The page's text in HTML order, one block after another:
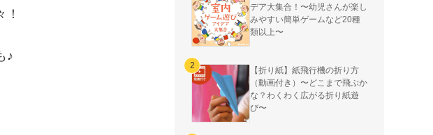
♪
デア大集合！〜幼児さんが楽し
みやすい簡単ゲームなど20種
類以上〜
【折り紙】紙飛行機の折り方
（動画付き）〜どこまで飛ぶか
な？わくわく広がる折り紙遊
び〜